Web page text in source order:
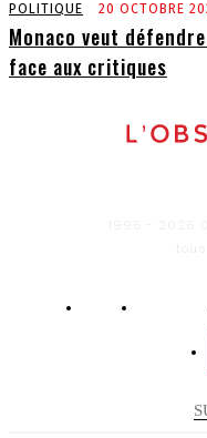
POLITIQUE 20 OCTOBRE
Monaco veut
face aux critiques